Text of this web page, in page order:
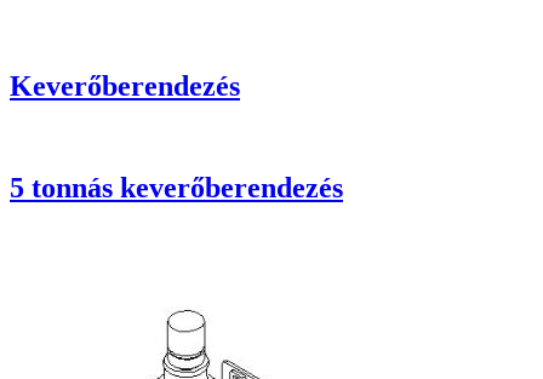
Keverőberendezés
5 tonnás keverőberendezés